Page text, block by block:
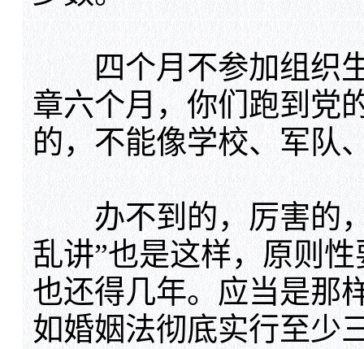
四个月不参加组织生
章六个月，你们跑到党
的，不能像学校、军队
办不到的，厉害的，
乱讲”也是这样，原则
也还得几年。应当是那
如婚姻法彻底实行至少